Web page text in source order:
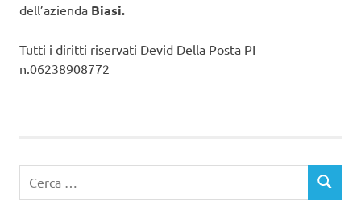
dell’azienda Biasi.
Tutti i diritti riservati Devid Della Posta PI
n.06238908772
per:
CERCA